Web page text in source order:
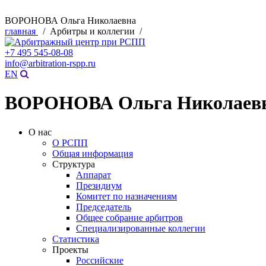
ВОРОНОВА Ольга Николаевна
главная
/ Арбитры и коллегии /
+7 495 545-08-08
info@arbitration-rspp.ru
EN
ВОРОНОВА Ольга
О нас
О РСПП
Общая информация
Структура
Аппарат
Президиум
Комитет по назначениям
Председатель
Общее собрание арбитров
Специализированные коллегии
Статистика
Проекты
Российские